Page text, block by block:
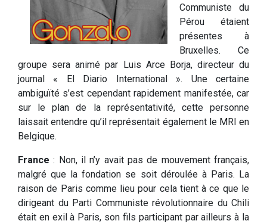
Communiste du
Pérou étaient
présentes à
Bruxelles. Ce
groupe sera animé par Luis Arce Borja, directeur du
journal « El Diario International ». Une certaine
ambiguïté s’est cependant rapidement manifestée, car
sur le plan de la représentativité, cette personne
laissait entendre qu’il représentait également le MRI en
Belgique.
France : Non, il n’y avait pas de mouvement français,
malgré que la fondation se soit déroulée à Paris. La
raison de Paris comme lieu pour cela tient à ce que le
dirigeant du Parti Communiste révolutionnaire du Chili
était en exil à Paris, son fils participant par ailleurs à la